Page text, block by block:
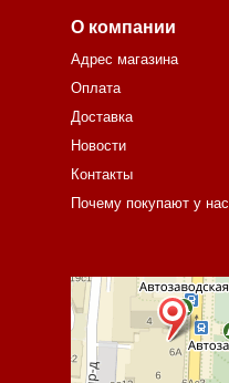
О компании
Адрес магазина
Оплата
Доставка
Новости
Контакты
Почему покупают у нас